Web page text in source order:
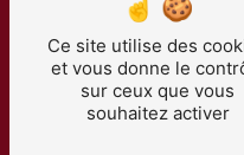
Ce site utilise des
et vous donne le
sur ceux que vous
souhaitez activer